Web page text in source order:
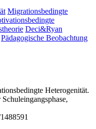
Migrationsbedingte
Deci&Ryan
Pädagogische Beobachtung
Heterogenität.